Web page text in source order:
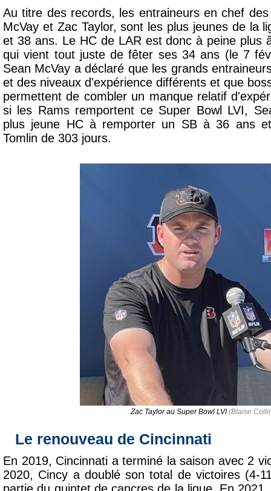
Au titre des records, les entraineurs en chef
McVay et Zac Taylor, sont les plus jeunes de la
et 38 ans. Le HC de LAR est donc à peine plus
qui vient tout juste de fêter ses 34 ans (le 7
Sean McVay a déclaré que les grands
et des niveaux d'expérience différents et que
permettent de combler un manque relatif
si les Rams remportent ce Super Bowl LVI,
plus jeune HC à remporter un SB à 36 ans
Tomlin de 303 jours.
Zac Taylor au Super Bowl LVI(Blaise
Le renouveau de Cincinnati
En 2019, Cincinnati a terminé la saison avec 2
2020, Cincy a doublé son total de victoires (4-